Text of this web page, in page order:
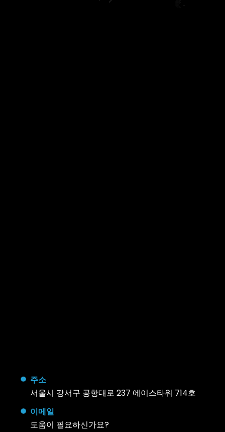
주소
서울시 강서구 공항대로 237 에이스타워 714호
이메일
도움이 필요하신가요?